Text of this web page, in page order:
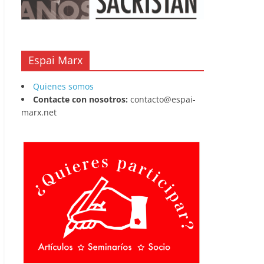
Espai Marx
Quienes somos
Contacte con nosotros: contacto@espai-
marx.net